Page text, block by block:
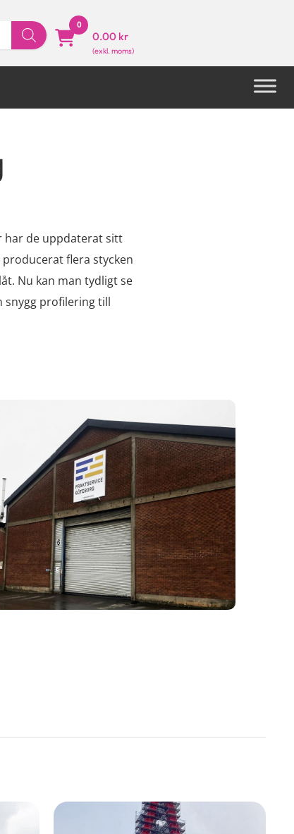
0
0.00 kr
har de uppdaterat sitt
flera stycken
Nu kan man tydligt se
snygg profilering till